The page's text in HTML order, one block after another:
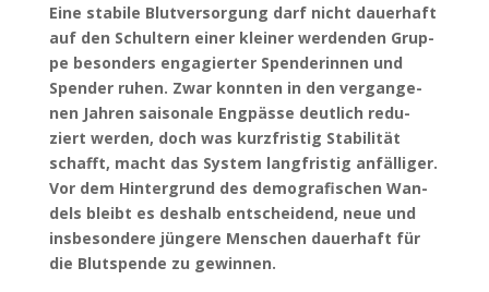
Eine sta­bi­le Blut­ver­sor­gung darf nicht dau­er­haft
auf den Schul­tern einer klei­ner wer­den­den Grup­
pe beson­ders enga­gier­ter Spen­de­rin­nen und
Spen­der ruhen. Zwar konn­ten in den ver­gan­ge­
nen Jah­ren sai­so­na­le Eng­päs­se deut­lich redu­
ziert wer­den, doch was kurz­fris­tig Sta­bi­li­tät
schafft, macht das Sys­tem lang­fris­tig anfäl­li­ger.
Vor dem Hin­ter­grund des demo­gra­fi­schen Wan­
dels bleibt es des­halb ent­schei­dend, neue und
ins­be­son­de­re jün­ge­re Men­schen dau­er­haft für
die Blut­spen­de zu gewin­nen.